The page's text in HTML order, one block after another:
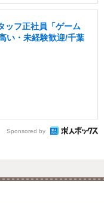
ッフ正社員「ゲーム
い・未経験歓迎/千葉
Sponsored by